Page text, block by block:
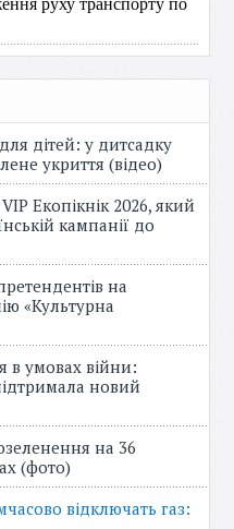
дітей: у дитсадку
укриття (відео)
Екопікнік 2026, який
кампанії до
на
«Культурна
в умовах війни:
новий
на 36
(фото)
відключать газ: